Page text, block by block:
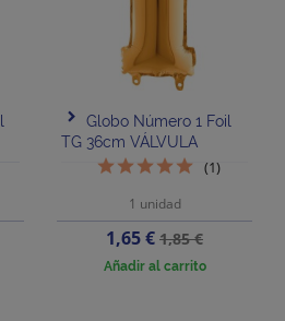
Globo Número 1 Foil
TG 36cm VÁLVULA
1 unidad
Precio
1,65 €Precio
base
1,85 €
(1)
Añadir al carrito